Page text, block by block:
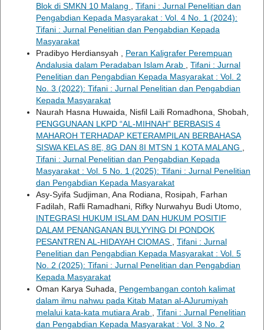
Blok di SMKN 10 Malang
Tifani : Jurnal Penelitian dan
Pengabdian Kepada Masyarakat : Vol. 4 No. 1 (2024):
Tifani : Jurnal Penelitian dan Pengabdian Kepada
Masyarakat
Pradibyo Herdiansyah , Peran Kaligrafer Perempuan
Andalusia dalam Peradaban Islam Arab
Tifani : Jurnal
Penelitian dan Pengabdian Kepada Masyarakat : Vol. 2
No. 3 (2022): Tifani : Jurnal Penelitian dan Pengabdian
Kepada Masyarakat
Naurah Hasna Huwaida, Nisfil Laili Romadhona, Shobah,
PENGGUNAAN LKPD “AL-MIHNAH” BERBASIS 4
MAHAROH TERHADAP KETERAMPILAN BERBAHASA
SISWA KELAS 8E, 8G DAN 8I MTSN 1 KOTA MALANG
Tifani : Jurnal Penelitian dan Pengabdian Kepada
Masyarakat : Vol. 5 No. 1 (2025): Tifani : Jurnal Penelitian
dan Pengabdian Kepada Masyarakat
Asy-Syifa Sudjiman, Ana Rodiana, Rosipah, Farhan
Fadilah, Rafli Ramadhani, Rifky Nurwahyu Budi Utomo,
INTEGRASI HUKUM ISLAM DAN HUKUM POSITIF
DALAM PENANGANAN BULYYING DI PONDOK
PESANTREN AL-HIDAYAH CIOMAS
Tifani : Jurnal
Penelitian dan Pengabdian Kepada Masyarakat : Vol. 5
No. 2 (2025): Tifani : Jurnal Penelitian dan Pengabdian
Kepada Masyarakat
Oman Karya Suhada, Pengembangan contoh kalimat
dalam ilmu nahwu pada Kitab Matan al-AJurumiyah
melalui kata-kata mutiara Arab
Tifani : Jurnal Penelitian
dan Pengabdian Kepada Masyarakat : Vol. 3 No. 2